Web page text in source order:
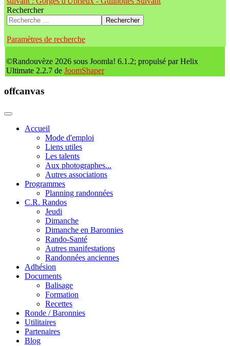
Rechercher
Rechercher
Paramètres de recherche
©Randouvèze 2026 sous Joomla! 6.1.2; propulsé par Helix
Ultimate 2.2.7 de JoomShaper
offcanvas
Accueil
Mode d'emploi
Liens utiles
Les talents
Aux photographes...
Autres associations
Programmes
Planning randonnées
C.R. Randos
Jeudi
Dimanche
Dimanche en Baronnies
Rando-Santé
Autres manifestations
Randonnées anciennes
Adhésion
Documents
Balisage
Formation
Recettes
Ronde / Baronnies
Utilitaires
Partenaires
Blog